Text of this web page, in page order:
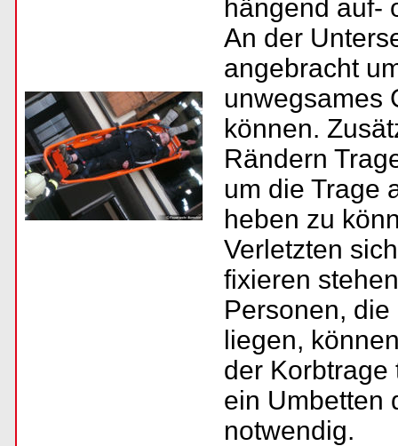
hängend auf-
An der
angebracht
unwegsames
können.
Rändern
um die Trage
heben zu
Verletzten
fixieren
Personen,
liegen,
der Korbtrage
ein Umbetten
notwendig.